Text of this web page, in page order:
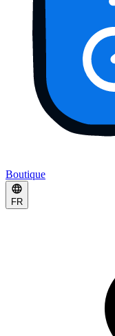
Boutique
FR